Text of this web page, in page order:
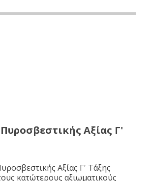
Αξίας Γ'
Αξίας Γ' Τάξης
κατώτερους αξιωματικούς